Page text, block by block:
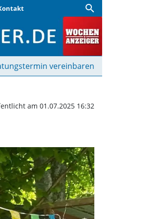
search
vereinbaren
am 01.07.2025 16:32